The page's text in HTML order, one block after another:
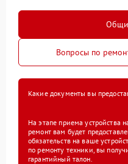
Вопросы по
Какие документы вы
На этапе приема устройства
ремонт вам будет
обязательств на ваше
по ремонту техники, вы
гарантийный талон.